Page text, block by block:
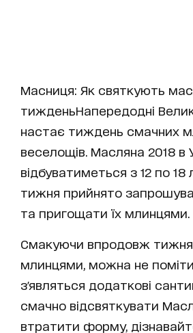
Масниця: Як святкують
тижденьНапередодні
настає тиждень смачних
веселощів. Масляна 2018 в
відбуватиметься з 12 по
тижня прийнято
та пригощати їх млинцями.
Смакуючи впродовж
млинцями, можна не
з'являться додаткові
смачно відсвяткувати
втратити форму,